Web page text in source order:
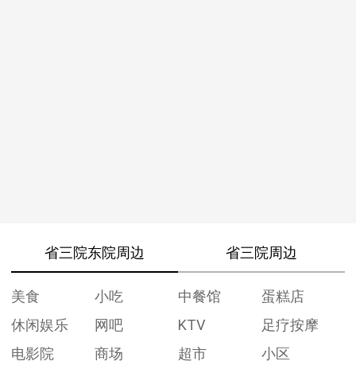
省三院东院周边 省三院周边
美食 小吃 中餐馆
蛋糕店
休闲娱乐
网吧 KTV
足疗按摩
电影院
商场 超市
小区